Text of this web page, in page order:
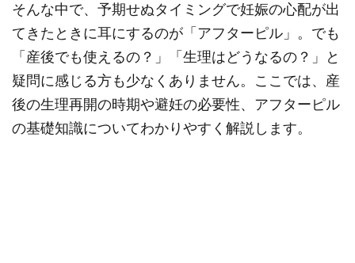
そんな中で、予期せぬタイミングで妊娠の心配が出
てきたときに耳にするのが「アフターピル」。でも
「産後でも使えるの？」「生理はどうなるの？」と
疑問に感じる方も少なくありません。ここでは、産
後の生理再開の時期や避妊の必要性、アフターピル
の基礎知識についてわかりやすく解説します。